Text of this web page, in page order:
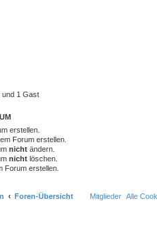
und 1 Gast
erstellen.
Forum erstellen.
nicht ändern.
nicht löschen.
Forum erstellen.
Foren-Übersicht Alle
Mitglieder